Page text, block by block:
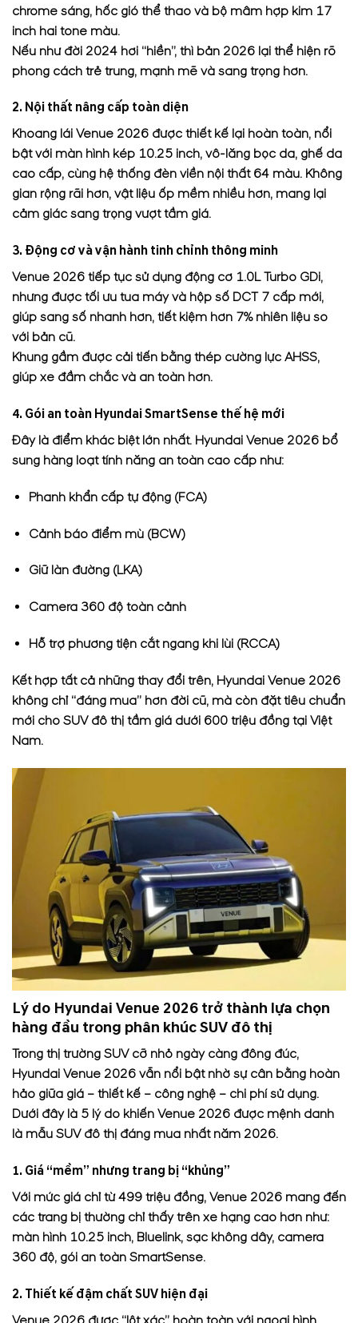
chrome sáng, hốc gió thể thao và bộ mâm hợp kim 17
inch hai tone màu.
Nếu như đời 2024 hơi “hiền”, thì bản 2026 lại thể hiện rõ
phong cách trẻ trung, mạnh mẽ và sang trọng hơn.
2. Nội thất nâng cấp toàn diện
Khoang lái Venue 2026 được thiết kế lại hoàn toàn, nổi
bật với màn hình kép 10.25 inch, vô-lăng bọc da, ghế da
cao cấp, cùng hệ thống đèn viền nội thất 64 màu. Không
gian rộng rãi hơn, vật liệu ốp mềm nhiều hơn, mang lại
cảm giác sang trọng vượt tầm giá.
3. Động cơ và vận hành tinh chỉnh thông minh
Venue 2026 tiếp tục sử dụng động cơ 1.0L Turbo GDi,
nhưng được tối ưu tua máy và hộp số DCT 7 cấp mới,
giúp sang số nhanh hơn, tiết kiệm hơn 7% nhiên liệu so
với bản cũ.
Khung gầm được cải tiến bằng thép cường lực AHSS,
giúp xe đầm chắc và an toàn hơn.
4. Gói an toàn Hyundai SmartSense thế hệ mới
Đây là điểm khác biệt lớn nhất. Hyundai Venue 2026 bổ
sung hàng loạt tính năng an toàn cao cấp như:
Phanh khẩn cấp tự động (FCA)
Cảnh báo điểm mù (BCW)
Giữ làn đường (LKA)
Camera 360 độ toàn cảnh
Hỗ trợ phương tiện cắt ngang khi lùi (RCCA)
Kết hợp tất cả những thay đổi trên, Hyundai Venue 2026
không chỉ “đáng mua” hơn đời cũ, mà còn đặt tiêu chuẩn
mới cho SUV đô thị tầm giá dưới 600 triệu đồng tại Việt
Nam.
Lý do Hyundai Venue 2026 trở thành lựa chọn
hàng đầu trong phân khúc SUV đô thị
Trong thị trường SUV cỡ nhỏ ngày càng đông đúc,
Hyundai Venue 2026 vẫn nổi bật nhờ sự cân bằng hoàn
hảo giữa giá – thiết kế – công nghệ – chi phí sử dụng.
Dưới đây là 5 lý do khiến Venue 2026 được mệnh danh
là mẫu SUV đô thị đáng mua nhất năm 2026.
1. Giá “mềm” nhưng trang bị “khủng”
Với mức giá chỉ từ 499 triệu đồng, Venue 2026 mang đến
các trang bị thường chỉ thấy trên xe hạng cao hơn như:
màn hình 10.25 inch, Bluelink, sạc không dây, camera
360 độ, gói an toàn SmartSense.
2. Thiết kế đậm chất SUV hiện đại